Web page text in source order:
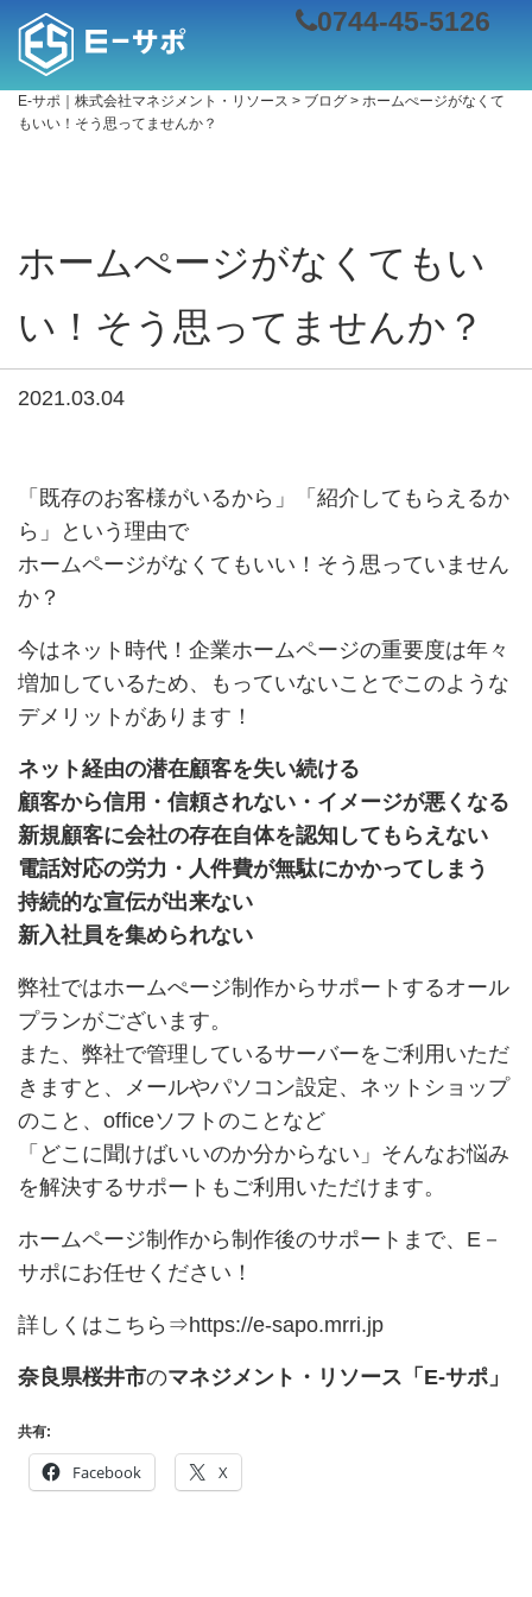
0744-45-5126
E-サポ｜株式会社マネジメント・リソース > ブログ > ホームぺージがなくて
もいい！そう思ってませんか？
ホームぺージがなくてもい
い！そう思ってませんか？
2021.03.04
「既存のお客様がいるから」「紹介してもらえるか
ら」という理由で
ホームページがなくてもいい！そう思っていません
か？
今はネット時代！企業ホームページの重要度は年々
増加しているため、もっていないことでこのような
デメリットがあります！
ネット経由の潜在顧客を失い続ける
顧客から信用・信頼されない・イメージが悪くなる
新規顧客に会社の存在自体を認知してもらえない
電話対応の労力・人件費が無駄にかかってしまう
持続的な宣伝が出来ない
新入社員を集められない
弊社ではホームぺージ制作からサポートするオール
プランがございます。
また、弊社で管理しているサーバーをご利用いただ
きますと、メールやパソコン設定、ネットショップ
のこと、officeソフトのことなど
「どこに聞けばいいのか分からない」そんなお悩み
を解決するサポートもご利用いただけます。
ホームページ制作から制作後のサポートまで、E－
サポにお任せください！
詳しくはこちら⇒https://e-sapo.mrri.jp
奈良県桜井市のマネジメント・リソース「E-サポ」
共有:
Facebook X